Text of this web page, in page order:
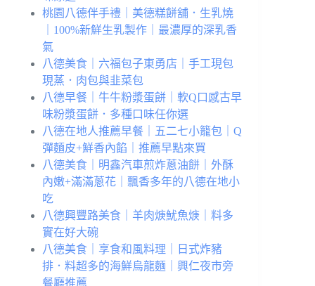
桃園八德伴手禮｜美德糕餅舖．生乳燒
｜100%新鮮生乳製作｜最濃厚的深乳香
氣
八德美食｜六福包子東勇店｜手工現包
現蒸．肉包與韭菜包
八德早餐｜牛牛粉漿蛋餅｜軟Q口感古早
味粉漿蛋餅．多種口味任你選
八德在地人推薦早餐｜五二七小籠包｜Q
彈麵皮+鮮香內餡｜推薦早點來買
八德美食｜明鑫汽車煎炸蔥油餅｜外酥
內嫩+滿滿蔥花｜飄香多年的八德在地小
吃
八德興豐路美食｜羊肉焿魷魚焿｜料多
實在好大碗
八德美食｜享食和風料理｜日式炸豬
排．料超多的海鮮烏龍麵｜興仁夜市旁
餐廳推薦